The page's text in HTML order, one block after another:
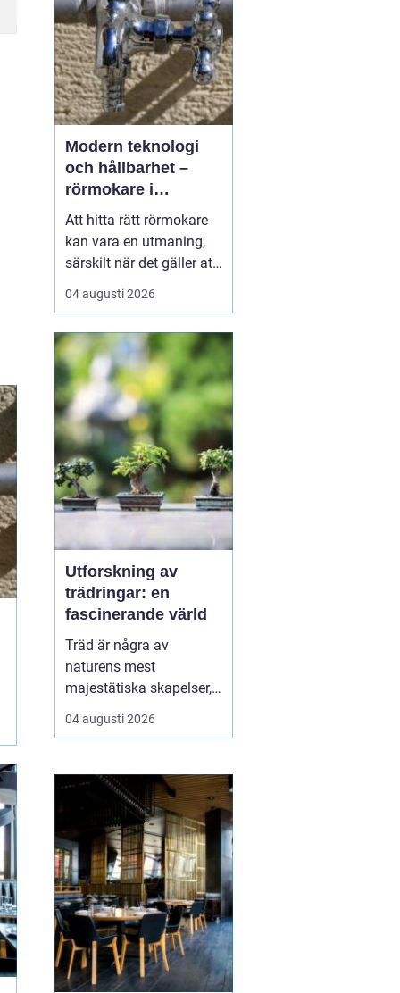
en stark bas för sågverk
som k...
Modern teknologi
och hållbarhet –
rörmokare i
Jämtland
Att hitta rätt rörmokare
kan vara en utmaning,
särskilt när det gäller att
välja bland många
erbjudanden på en
Jämtland. Kvalificerade
rörmokare är viktiga för
att s&aum...
04 augusti 2026
Utforskning av
trädringar: en
fascinerande värld
Träd är några av
naturens mest
majestätiska skapelser,
och deras årliga
växande lager kan
historia och omgivning.
04 augusti 2026